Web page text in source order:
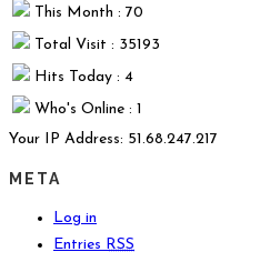
This Month : 70
Total Visit : 35193
Hits Today : 4
Who's Online : 1
Your IP Address: 51.68.247.217
META
Log in
Entries RSS